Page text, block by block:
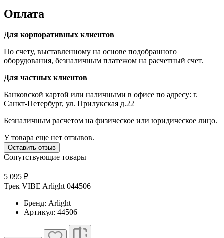
Оплата
Для корпоративных клиентов
По счету, выставленному на основе подобранного
оборудования, безналичным платежом на расчетный счет.
Для частных клиентов
Банковской картой или наличными в офисе по адресу: г.
Санкт-Петербург, ул. Прилукская д.22
Безналичным расчетом на физическое или юридическое лицо.
У товара еще нет отзывов.
Оставить отзыв
Сопутствующие товары
5 095 ₽
Трек VIBE Arlight 044506
Бренд: Arlight
Артикул: 44506